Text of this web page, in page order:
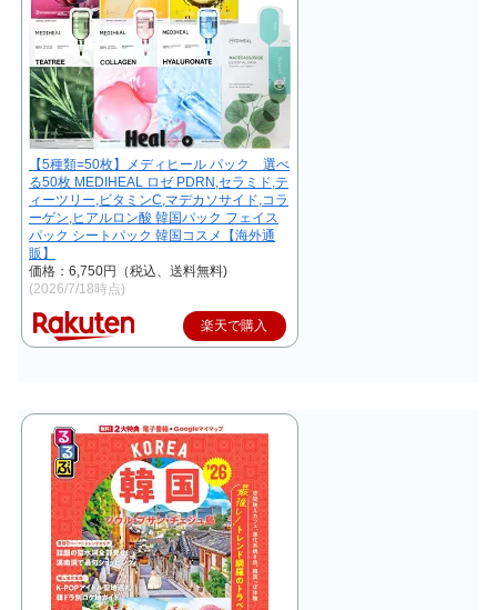
【5種類=50枚】メディヒール パック 選べ
る50枚 MEDIHEAL ロゼ PDRN,セラミド,テ
ィーツリー,ビタミンC,マデカソサイド,コラ
ーゲン,ヒアルロン酸 韓国パック フェイス
パック シートパック 韓国コスメ【海外通
販】
価格：6,750円（税込、送料無料)
(2026/7/18時点)
楽天で購入